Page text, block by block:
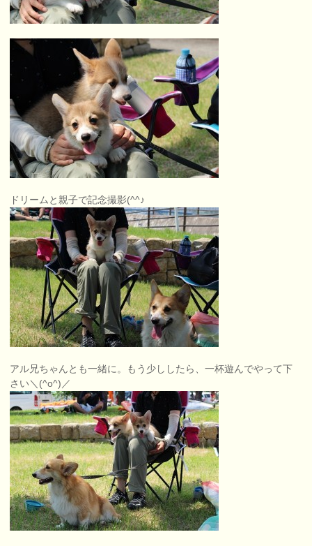
ドリームと親子で記念撮影(^^♪
アル兄ちゃんとも一緒に。もう少ししたら、一杯遊んでやって下
さい＼(^o^)／